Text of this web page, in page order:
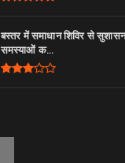
बस्तर में समाधान शिविर से
समस्याओं क...